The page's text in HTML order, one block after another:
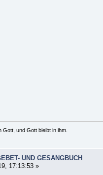
Gott, und Gott bleibt in ihm.
UND GESANGBUCH
17:13:53 »